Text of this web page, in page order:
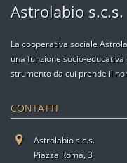
Astrolabio s.c.s.
La cooperativa sociale
una funzione socio-
strumento da cui prende il
CONTATTI
Astrolabio s.c.s.
Piazza Roma, 3